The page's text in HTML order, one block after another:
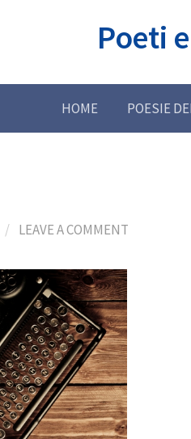
Poeti
HOME POESIE
/ LEAVE A COMMENT